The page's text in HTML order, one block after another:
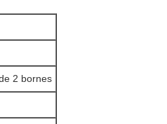
2 bornes